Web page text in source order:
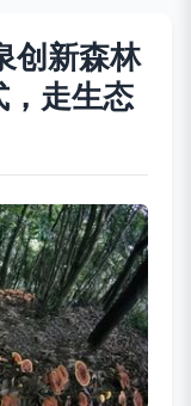
创新森林
，走生态